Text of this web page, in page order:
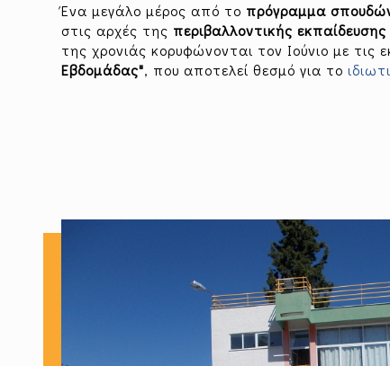
Ένα μεγάλο μέρος από το πρόγραμμα
στις αρχές της περιβαλλοντικής εκπαίδευσης
της χρονιάς κορυφώνονται τον Ιούνιο με τις
Εβδομάδας", που αποτελεί θεσμό για το